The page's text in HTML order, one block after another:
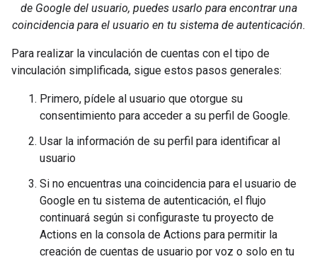
de Google del usuario, puedes usarlo para encontrar una
coincidencia para el usuario en tu sistema de autenticación.
Para realizar la vinculación de cuentas con el tipo de
vinculación simplificada, sigue estos pasos generales:
Primero, pídele al usuario que otorgue su
consentimiento para acceder a su perfil de Google.
Usar la información de su perfil para identificar al
usuario
Si no encuentras una coincidencia para el usuario de
Google en tu sistema de autenticación, el flujo
continuará según si configuraste tu proyecto de
Actions en la consola de Actions para permitir la
creación de cuentas de usuario por voz o solo en tu